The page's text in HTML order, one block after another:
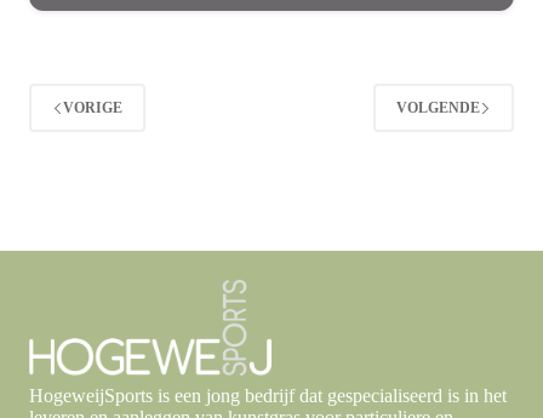
Ede
VORIGE VOLGENDE
HogeweijSports is een jong bedrijf dat gespecialiseerd is in het